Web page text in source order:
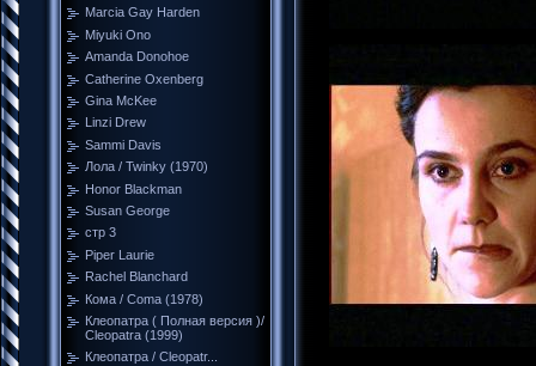
Marcia Gay Harden
Miyuki Ono
Amanda Donohoe
Catherine Oxenberg
Gina McKee
Linzi Drew
Sammi Davis
Лола / Twinky (1970)
Honor Blackman
Susan George
стр 3
Piper Laurie
Rachel Blanchard
Кома / Coma (1978)
Клеопатра ( Полная версия )/
Cleopatra (1999)
Клеопатра / Cleopatr...